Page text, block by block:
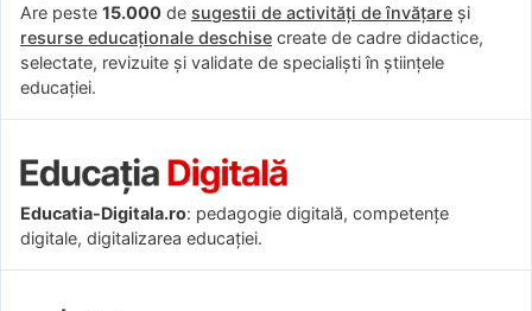
Are peste 15.000 de sugestii de activități de învățare și
resurse educaționale deschise create de cadre didactice,
selectate, revizuite și validate de specialiști în științele
educației.
Educatia-Digitala.ro: pedagogie digitală, competențe
digitale, digitalizarea educației.